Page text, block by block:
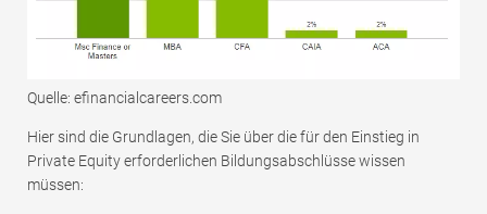
Quelle: efinancialcareers.com
Hier sind die Grundlagen, die Sie über die für den Einstieg in
Private Equity erforderlichen Bildungsabschlüsse wissen
müssen: